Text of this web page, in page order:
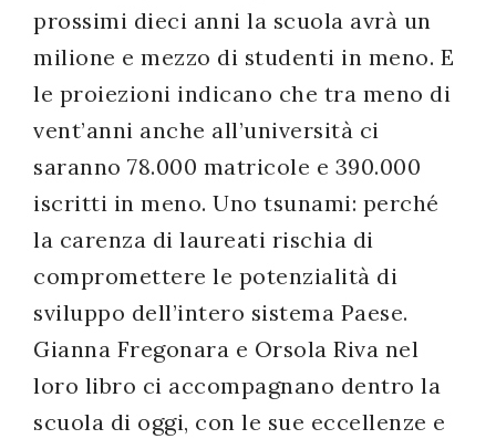
prossimi dieci anni la scuola avrà un
milione e mezzo di studenti in meno. E
le proiezioni indicano che tra meno di
vent’anni anche all’università ci
saranno 78.000 matricole e 390.000
iscritti in meno. Uno tsunami: perché
la carenza di laureati rischia di
compromettere le potenzialità di
sviluppo dell’intero sistema Paese.
Gianna Fregonara e Orsola Riva nel
loro libro ci accompagnano dentro la
scuola di oggi, con le sue eccellenze e